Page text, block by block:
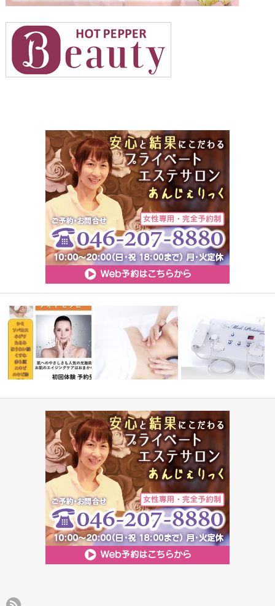
ハリツヤUP♪人気のフォト美顔
肌悩み＆美肌理論
肌年齢を巻き戻し！ ポレ
ョンフェイ…